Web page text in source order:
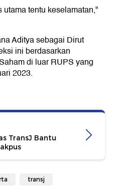
tentu keselamatan,"
Aditya sebagai Dirut
ini berdasarkan
di luar RUPS yang
2023.
TransJ Bantu
transj